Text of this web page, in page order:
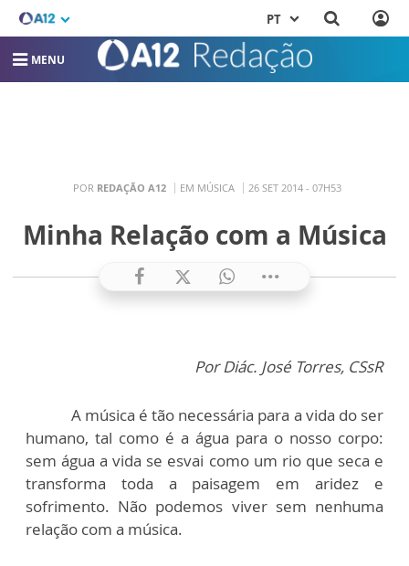
PT
MENU
POR REDAÇÃO A12 EM MÚSICA 26 SET 2014 - 07H53
Minha Relação com a Música
Por Diác. José Torres, CSsR
A música é tão necessária para a vida do ser
humano, tal como é a água para o nosso corpo:
sem água a vida se esvai como um rio que seca e
transforma toda a paisagem em aridez e
sofrimento. Não podemos viver sem nenhuma
relação com a música.